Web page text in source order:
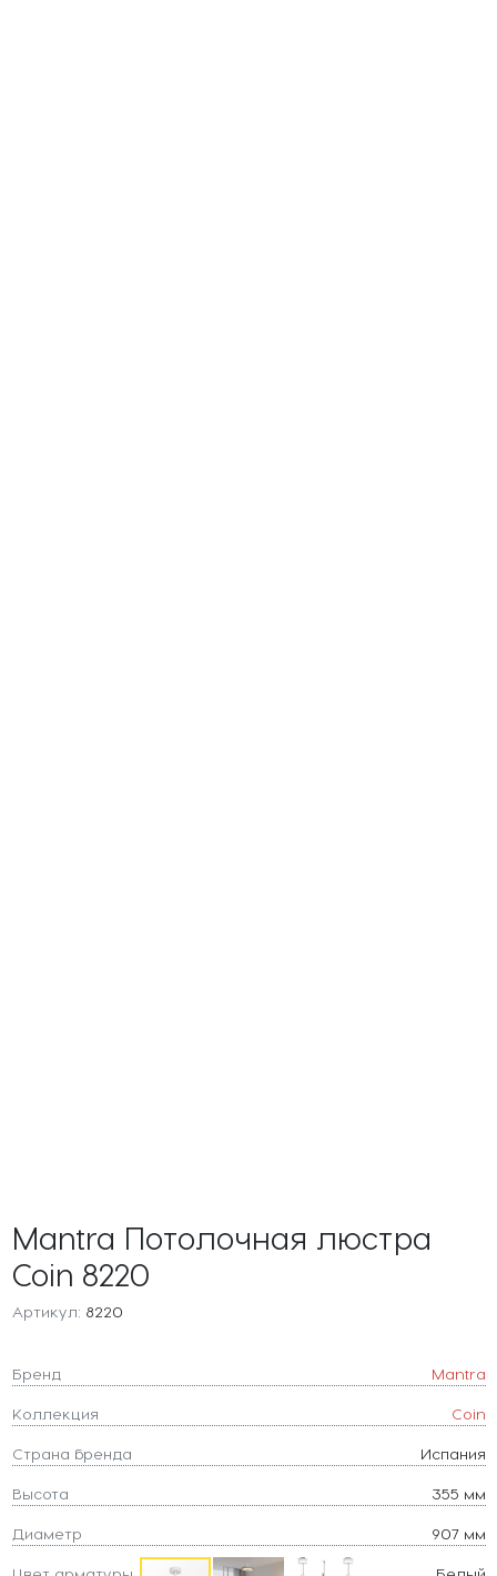
Mantra Потолочная люстра
Coin 8220
Артикул: 8220
Бренд Mantra
Коллекция Coin
Страна бренда Испания
Высота 355 мм
Диаметр 907 мм